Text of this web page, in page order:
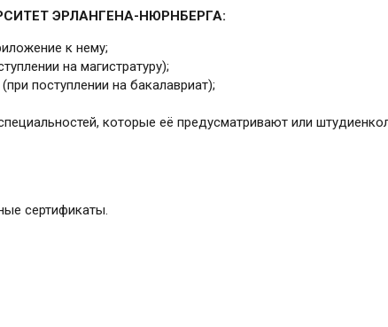
ЭРЛАНГЕНА-НЮРНБЕРГА:
к нему;
на магистратуру);
поступлении на бакалавриат);
которые её предусматривают или
сертификаты.